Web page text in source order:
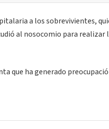
a los sobrevivientes,
al nosocomio para
que ha generado